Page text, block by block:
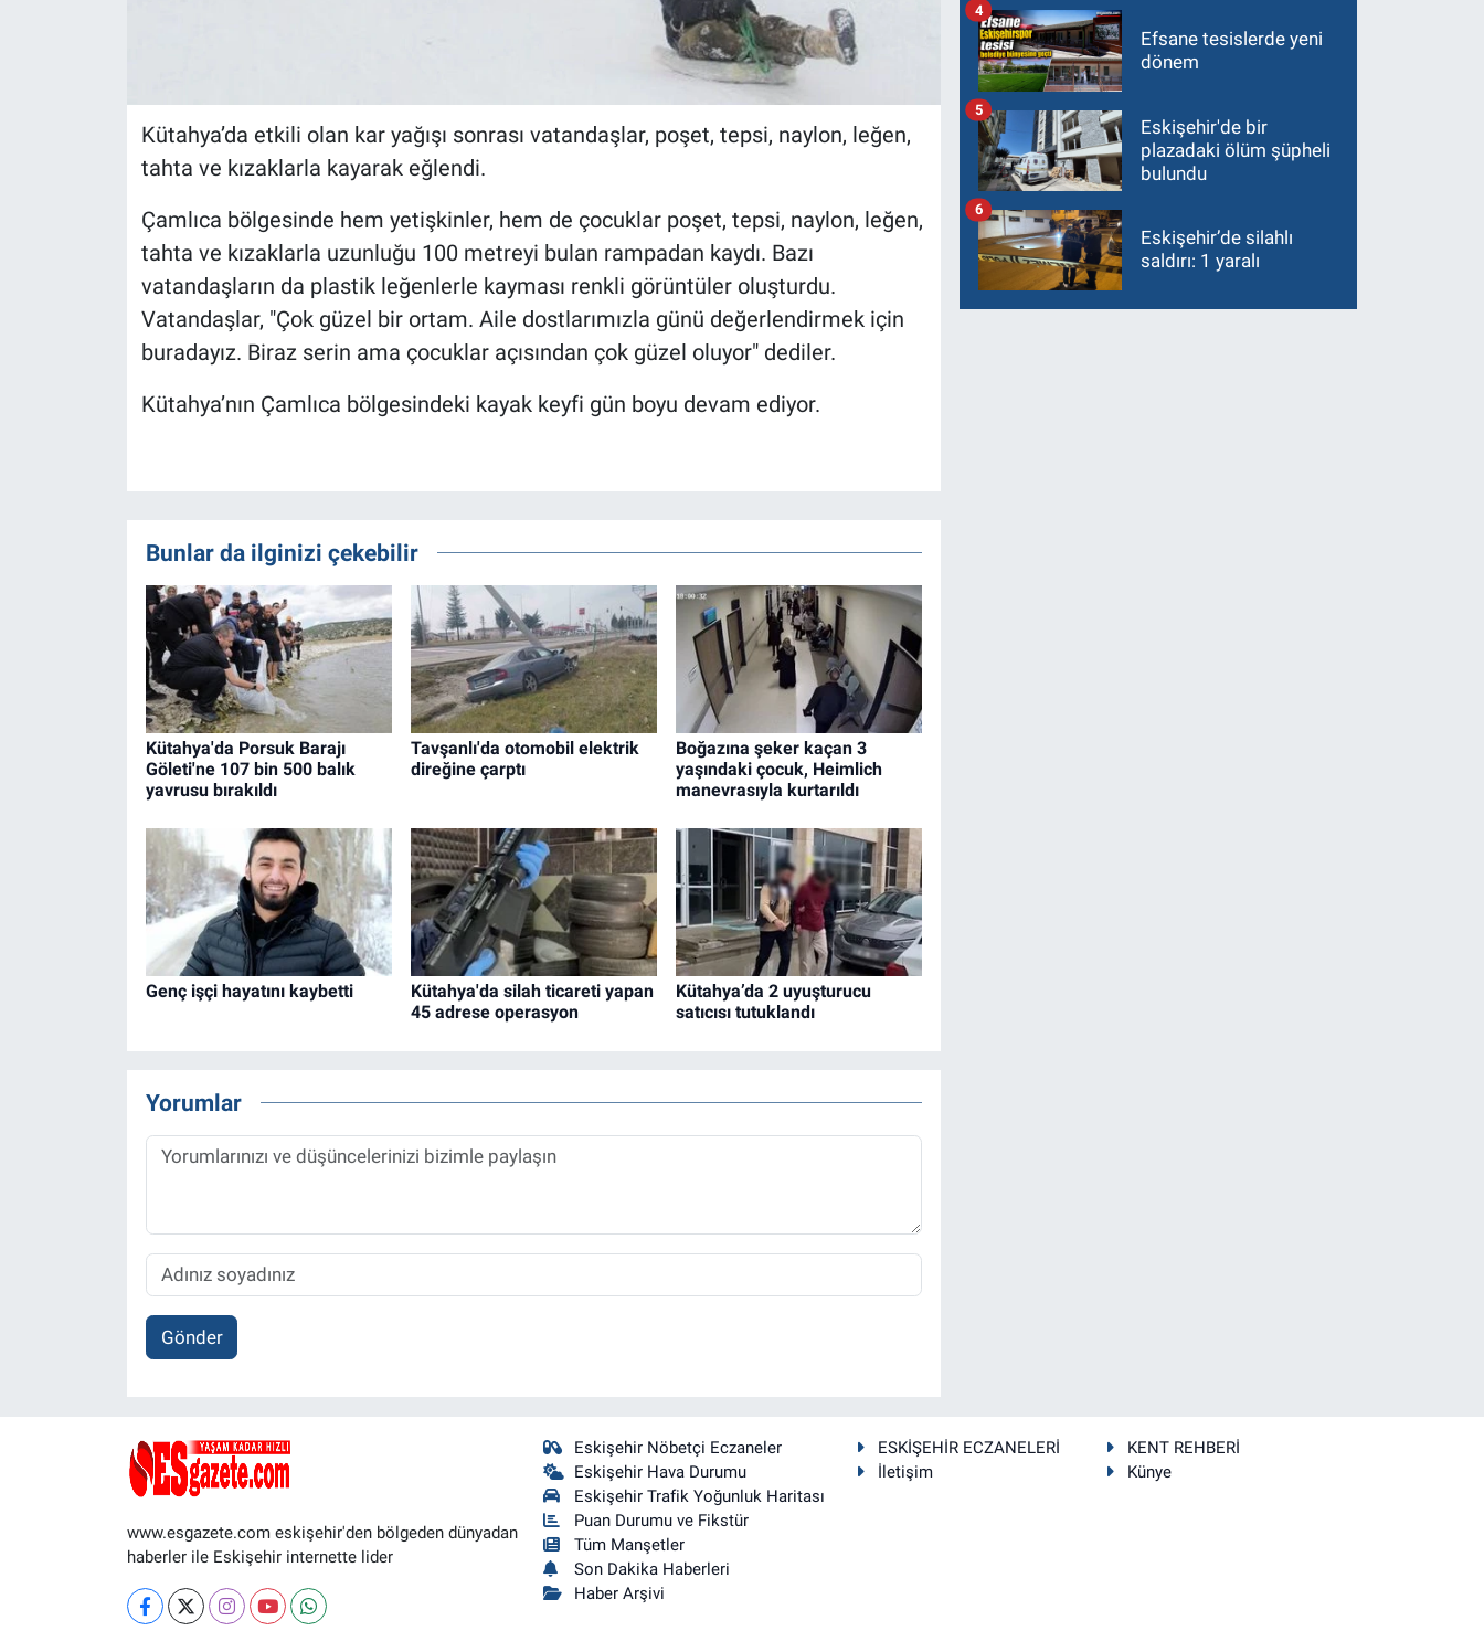
Kütahya’da etkili olan kar yağışı sonrası vatandaşlar, poşet, tepsi, naylon, leğen,
tahta ve kızaklarla kayarak eğlendi.
Çamlıca bölgesinde hem yetişkinler, hem de çocuklar poşet, tepsi, naylon, leğen,
tahta ve kızaklarla uzunluğu 100 metreyi bulan rampadan kaydı. Bazı
vatandaşların da plastik leğenlerle kayması renkli görüntüler oluşturdu.
Vatandaşlar, "Çok güzel bir ortam. Aile dostlarımızla günü değerlendirmek için
buradayız. Biraz serin ama çocuklar açısından çok güzel oluyor" dediler.
Kütahya’nın Çamlıca bölgesindeki kayak keyfi gün boyu devam ediyor.
Bunlar da ilginizi çekebilir
Kütahya'da Porsuk Barajı
Göleti'ne 107 bin 500 balık
yavrusu bırakıldı
Tavşanlı'da otomobil elektrik
direğine çarptı
Boğazına şeker kaçan 3
yaşındaki çocuk, Heimlich
manevrasıyla kurtarıldı
Genç işçi hayatını kaybetti
Kütahya'da silah ticareti yapan
45 adrese operasyon
Kütahya’da 2 uyuşturucu
satıcısı tutuklandı
Yorumlar
Gönder
Efsane tesislerde yeni
dönem
4
Eskişehir'de bir
plazadaki ölüm şüpheli
bulundu
5
Eskişehir’de silahlı
saldırı: 1 yaralı
6
www.esgazete.com eskişehir'den bölgeden dünyadan
haberler ile Eskişehir internette lider
Eskişehir Nöbetçi Eczaneler
Eskişehir Hava Durumu
Eskişehir Trafik Yoğunluk Haritası
Puan Durumu ve Fikstür
Tüm Manşetler
Son Dakika Haberleri
Haber Arşivi
ESKİŞEHİR ECZANELERİ
KENT REHBERİ
İletişim
Künye
Magazin
Bilim ve Teknoloji